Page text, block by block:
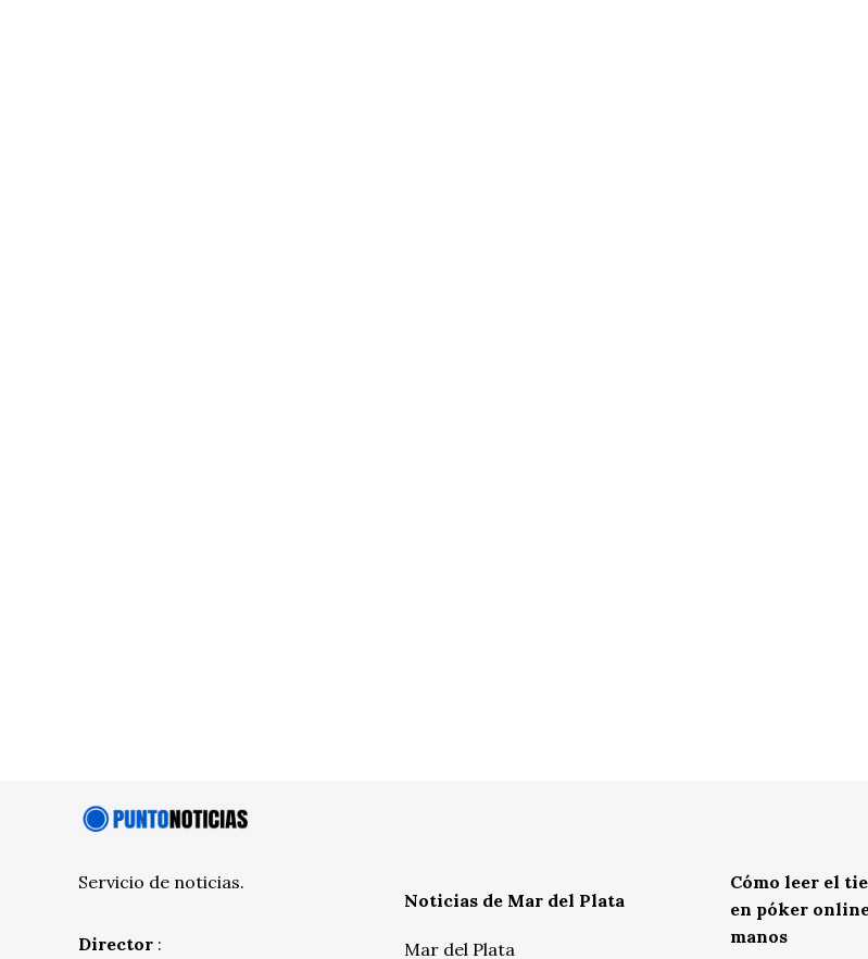
Servicio de noticias.
Director :
Noticias de Mar del Plata
Mar del Plata
Cómo leer el
en póker
manos